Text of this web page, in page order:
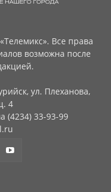
Все права
возможна после
ул. Плеханова,
4
(4234) 33-93-99